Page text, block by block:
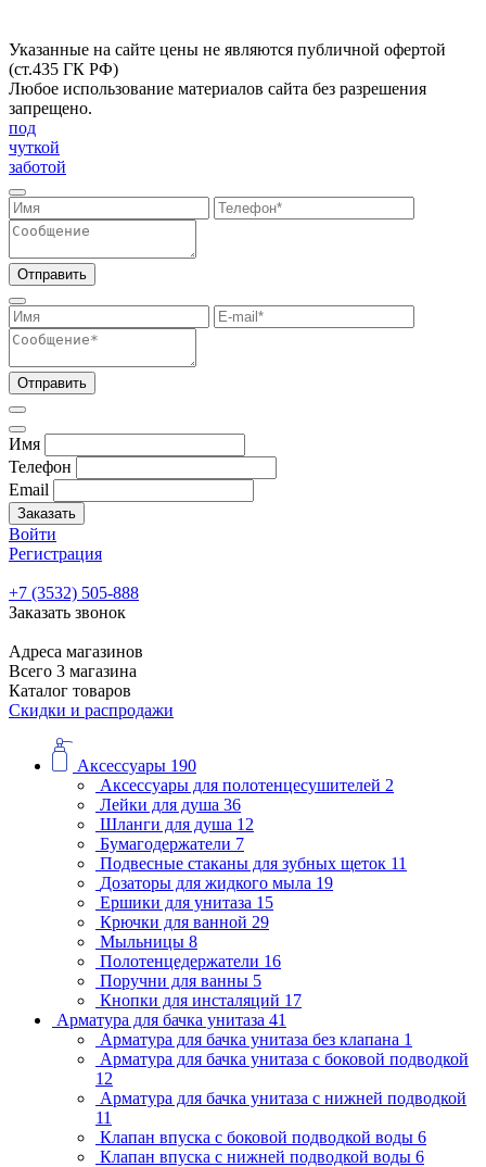
Указанные на сайте цены не являются публичной офертой
(ст.435 ГК РФ)
Любое использование материалов сайта без разрешения
запрещено.
под
чуткой
заботой
Отправить
Отправить
Имя
Телефон
Email
Заказать
Войти
Регистрация
+7 (3532) 505-888
Заказать звонок
Адреса магазинов
Всего 3 магазина
Каталог товаров
Скидки и распродажи
Аксессуары 190
Аксессуары для полотенцесушителей 2
Лейки для душа 36
Шланги для душа 12
Бумагодержатели 7
Подвесные стаканы для зубных щеток 11
Дозаторы для жидкого мыла 19
Ершики для унитаза 15
Крючки для ванной 29
Мыльницы 8
Полотенцедержатели 16
Поручни для ванны 5
Кнопки для инсталяций 17
Арматура для бачка унитаза 41
Арматура для бачка унитаза без клапана 1
Арматура для бачка унитаза с боковой подводкой
12
Арматура для бачка унитаза с нижней подводкой
11
Клапан впуска с боковой подводкой воды 6
Клапан впуска с нижней подводкой воды 6